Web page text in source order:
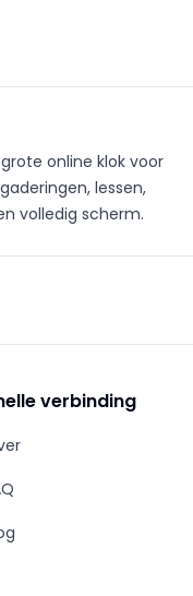
online klok voor
lessen,
volledig scherm.
verbinding